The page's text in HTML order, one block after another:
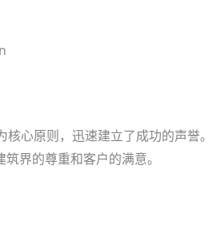
核心原则，迅速建立了成功的声誉
界的尊重和客户的满意。